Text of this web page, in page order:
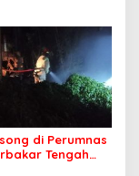
di Perumnas
Tengah